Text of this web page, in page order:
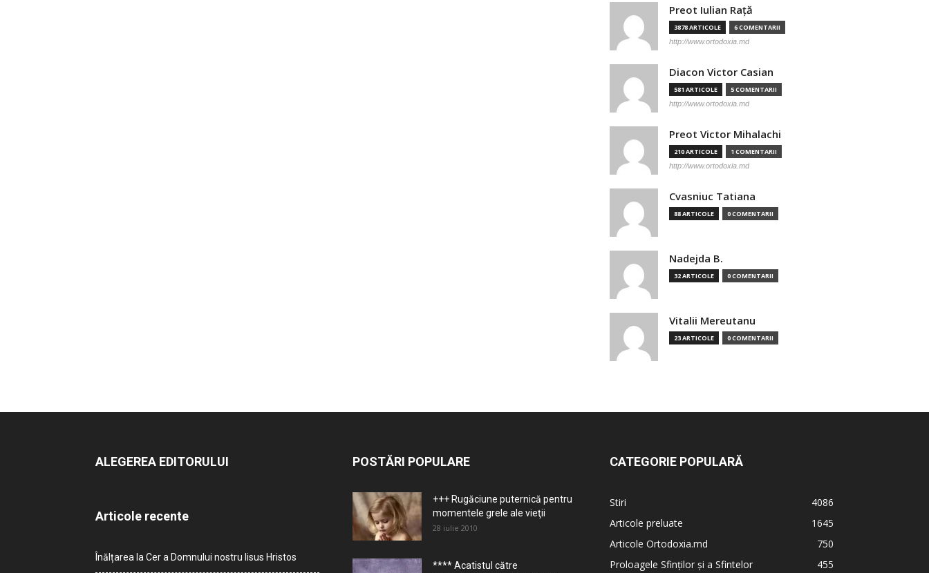
Preot Iulian Raţă
3878 ARTICOLE 6 COMENTARII
http://www.ortodoxia.md
Diacon Victor Casian
581 ARTICOLE 5 COMENTARII
http://www.ortodoxia.md
Preot Victor Mihalachi
210 ARTICOLE 1 COMENTARII
http://www.ortodoxia.md
Cvasniuc Tatiana
88 ARTICOLE 0 COMENTARII
Nadejda B.
32 ARTICOLE 0 COMENTARII
Vitalii Mereutanu
23 ARTICOLE 0 COMENTARII
ALEGEREA EDITORULUI
Articole recente
Înălțarea la Cer a Domnului nostru Iisus Hristos
POSTĂRI POPULARE
+++ Rugăciune puternică pentru
momentele grele ale vieţii
28 iulie 2010
**** Acatistul către
CATEGORIE POPULARĂ
Stiri
4086
Articole preluate
1645
Articole Ortodoxia.md
750
Proloagele Sfinților și a Sfintelor
455